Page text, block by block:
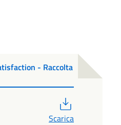
- Raccolta
Scarica